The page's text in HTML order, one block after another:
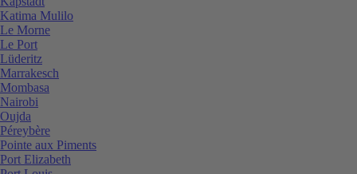
Katima Mulilo
Le Morne
Le Port
Lüderitz
Marrakesch
Mombasa
Nairobi
Oujda
Péreybère
Pointe aux Piments
Port Elizabeth